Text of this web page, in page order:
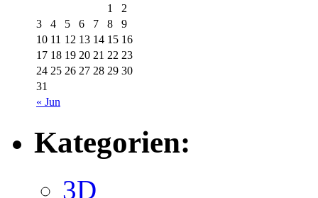
« Jun
1
2
3
4 5 6 7 8
9
10 11 12 13 14 15 16
17 18 19 20 21 22 23
24 25 26 27 28 29 30
31
Kategorien:
3D